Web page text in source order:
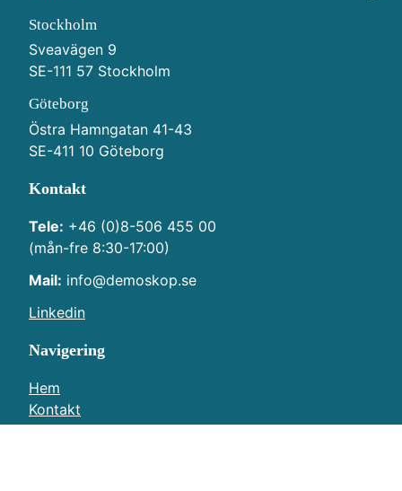
Stockholm
Sveavägen 9
SE-111 57 Stockholm
Göteborg
Östra Hamngatan 41-43
SE-411 10 Göteborg
Kontakt
Tele: +46 (0)8-506 455 00
(mån-fre 8:30-17:00)
Mail: info@demoskop.se
Linkedin
Navigering
Hem
Kontakt
Integritetspolicy